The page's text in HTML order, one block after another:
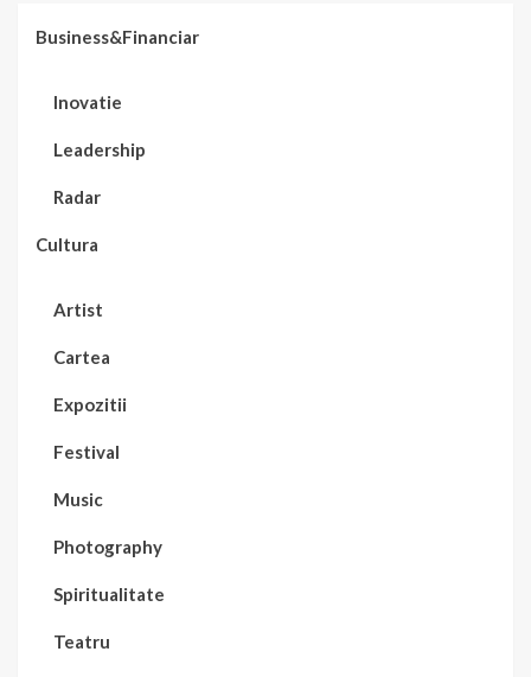
Business&Financiar
Inovatie
Leadership
Radar
Cultura
Artist
Cartea
Expozitii
Festival
Music
Photography
Spiritualitate
Teatru